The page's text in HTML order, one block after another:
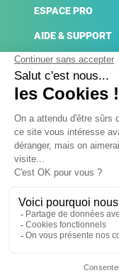
ESPACE PRO
AIDE & SUPPORT
ACTUALITÉS